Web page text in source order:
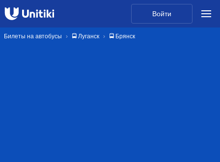
Войти
Билеты на автобусы 🚍 Луганск 🚍 Брянск